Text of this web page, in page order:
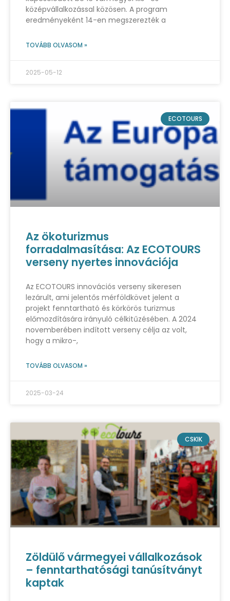
középvállalkozással közösen. A program
eredményeként 14-en megszerezték a
TOVÁBB OLVASOM »
2025-05-12
ECOTOURS
Az ökoturizmus
forradalmasítása: Az ECOTOURS
verseny nyertes innovációja
Az ECOTOURS innovációs verseny sikeresen
lezárult, ami jelentős mérföldkövet jelent a
projekt fenntartható és körkörös turizmus
előmozdítására irányuló célkitűzésében. A 2024
novemberében indított verseny célja az volt,
hogy a mikro-,
TOVÁBB OLVASOM »
2025-03-24
CSKIK
Zöldülő vármegyei vállalkozások
– fenntarthatósági tanúsítványt
kaptak